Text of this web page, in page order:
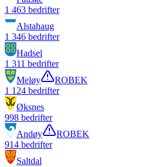
1 463 bedrifter
Alstahaug
1 346 bedrifter
Hadsel
1 311 bedrifter
Meløy
ROBEK
1 124 bedrifter
Øksnes
998 bedrifter
Andøy
ROBEK
914 bedrifter
Saltdal